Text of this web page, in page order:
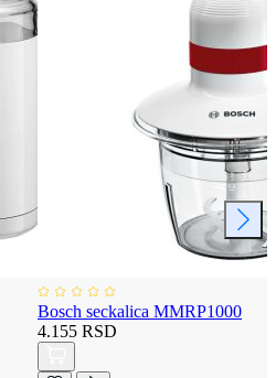
Bosch seckalica MMRP1000
4.155 RSD